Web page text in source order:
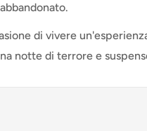
di vivere
notte di terrore e